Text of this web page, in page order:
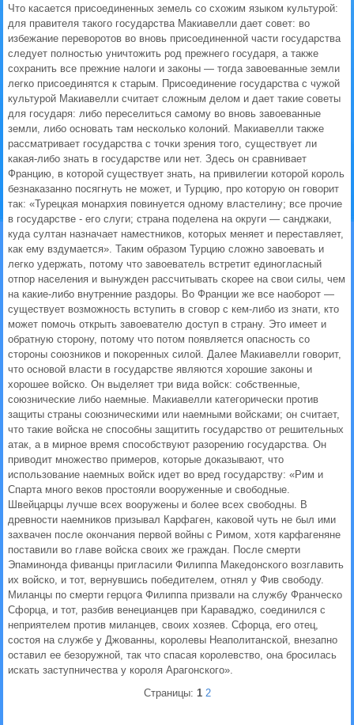
Что касается присоединенных земель со схожим языком культурой:
для правителя такого государства Макиавелли дает совет: во
избежание переворотов во вновь присоединенной части государства
следует полностью уничтожить род прежнего государя, а также
сохранить все прежние налоги и законы — тогда завоеванные земли
легко присоединятся к старым. Присоединение государства с чужой
культурой Макиавелли считает сложным делом и дает такие советы
для государя: либо переселиться самому во вновь завоеванные
земли, либо основать там несколько колоний. Макиавелли также
рассматривает государства с точки зрения того, существует ли
какая-либо знать в государстве или нет. Здесь он сравнивает
Францию, в которой существует знать, на привилегии которой король
безнаказанно посягнуть не может, и Турцию, про которую он говорит
так: «Турецкая монархия повинуется одному властелину; все прочие
в государстве - его слуги; страна поделена на округи — санджаки,
куда султан назначает наместников, которых меняет и переставляет,
как ему вздумается». Таким образом Турцию сложно завоевать и
легко удержать, потому что завоеватель встретит единогласный
отпор населения и вынужден рассчитывать скорее на свои силы, чем
на какие-либо внутренние раздоры. Во Франции же все наоборот —
существует возможность вступить в сговор с кем-либо из знати, кто
может помочь открыть завоевателю доступ в страну. Это имеет и
обратную сторону, потому что потом появляется опасность со
стороны союзников и покоренных силой. Далее Макиавелли говорит,
что основой власти в государстве являются хорошие законы и
хорошее войско. Он выделяет три вида войск: собственные,
союзнические либо наемные. Макиавелли категорически против
защиты страны союзническими или наемными войсками; он считает,
что такие войска не способны защитить государство от решительных
атак, а в мирное время способствуют разорению государства. Он
приводит множество примеров, которые доказывают, что
использование наемных войск идет во вред государству: «Рим и
Спарта много веков простояли вооруженные и свободные.
Швейцарцы лучше всех вооружены и более всех свободны. В
древности наемников призывал Карфаген, каковой чуть не был ими
захвачен после окончания первой войны с Римом, хотя карфагеняне
поставили во главе войска своих же граждан. После смерти
Эпаминонда фиванцы пригласили Филиппа Македонского возглавить
их войско, и тот, вернувшись победителем, отнял у Фив свободу.
Миланцы по смерти герцога Филиппа призвали на службу Франческо
Сфорца, и тот, разбив венецианцев при Караваджо, соединился с
неприятелем против миланцев, своих хозяев. Сфорца, его отец,
состоя на службе у Джованны, королевы Неаполитанской, внезапно
оставил ее безоружной, так что спасая королевство, она бросилась
искать заступничества у короля Арагонского».
Страницы: 1 2